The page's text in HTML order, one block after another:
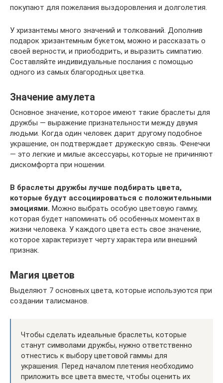
покупают для пожелания выздоровления и долголетия.
У хризантемы много значений и толкований. Дополнив
подарок хризантемным букетом, можно и рассказать о
своей верности, и приободрить, и выразить симпатию.
Составляйте индивидуальные послания с помощью
одного из самых благородных цветка.
Значение амулета
Основное значение, которое имеют такие браслеты для
дружбы — выражение признательности между двумя
людьми. Когда один человек дарит другому подобное
украшение, он подтверждает дружескую связь. Фенечки
— это легкие и милые аксессуары, которые не причиняют
дискомфорта при ношении.
В браслеты дружбы лучше подбирать цвета,
которые будут ассоциироваться с положительными
эмоциями. Можно выбрать особую цветовую гамму,
которая будет напоминать об особенных моментах в
жизни человека. У каждого цвета есть свое значение,
которое характеризует черту характера или внешний
признак.
Магия цветов
Выделяют 7 основных цвета, которые используются при
создании талисманов.
Чтобы сделать идеальные браслеты, которые
станут символами дружбы, нужно ответственно
отнестись к выбору цветовой гаммы для
украшения. Перед началом плетения необходимо
приложить все цвета вместе, чтобы оценить их